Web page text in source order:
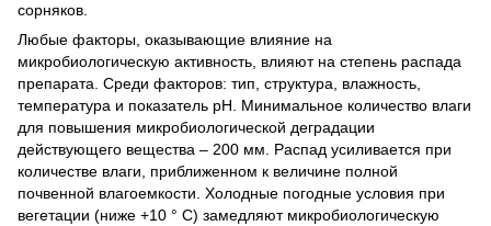
сорняков.
Любые факторы, оказывающие влияние на
микробиологическую активность, влияют на степень распада
препарата. Среди факторов: тип, структура, влажность,
температура и показатель рН. Минимальное количество влаги
для повышения микробиологической деградации
действующего вещества – 200 мм. Распад усиливается при
количестве влаги, приближенном к величине полной
почвенной влагоемкости. Холодные погодные условия при
вегетации (ниже +10 ° С) замедляют микробиологическую